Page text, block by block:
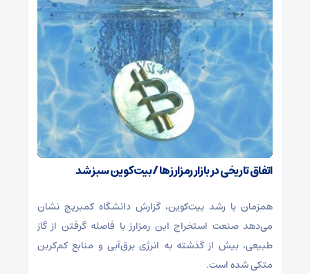
اتفاق تاریخی در بازار رمزارزها / بیت‌کوین سبز شد
همزمان با رشد بیت‌کوین، گزارش دانشگاه کمبریج نشان
می‌دهد صنعت استخراج این رمزارز با فاصله گرفتن از گاز
طبیعی، بیش از گذشته به انرژی برق‌آبی و منابع کم‌کربن
متکی شده است.